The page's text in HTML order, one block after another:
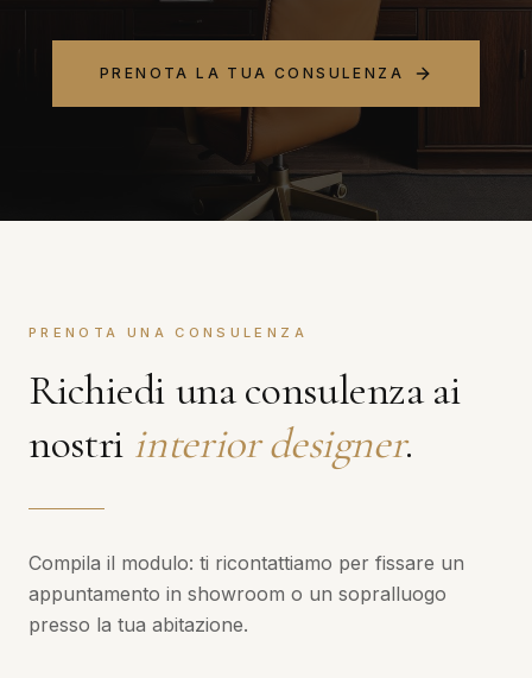
PRENOTA LA TUA CONSULENZA
PRENOTA UNA CONSULENZA
Richiedi una consulenza ai
nostri interior designer.
Compila il modulo: ti ricontattiamo per fissare un
appuntamento in showroom o un sopralluogo
presso la tua abitazione.